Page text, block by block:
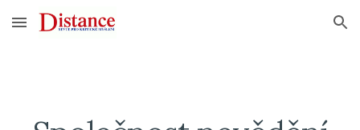
Skip to main content Skip to navigation